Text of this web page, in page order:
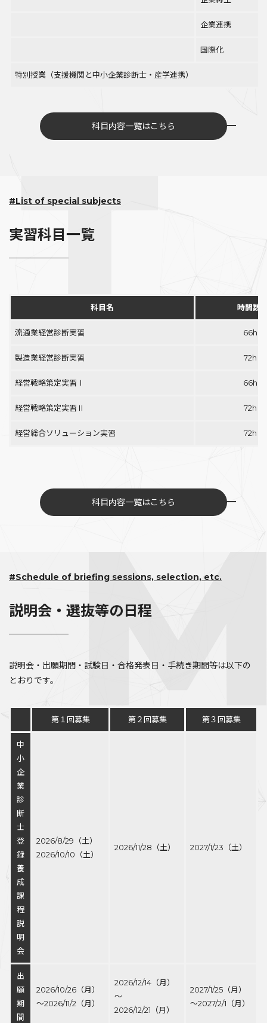
企業連携
国際化
特別授業（支援機関と中小企業診断士・産学連携）
科目内容一覧はこちら
#List of special subjects
実習科目一覧
科目名 時間数
流通業経営診断実習 66h
製造業経営診断実習 72h
経営戦略策定実習Ⅰ 66h
経営戦略策定実習Ⅱ 72h
経営総合ソリューション実習 72h
科目内容一覧はこちら
#Schedule of briefing sessions, selection, etc.
説明会・選抜等の日程
説明会・出願期間・試験日・合格発表日・手続き期間等は以下の
とおりです。
第１回募集 第２回募集 第３回募集
中
小
企
業
診
断
士
登
録
養
成
課
程
説
明
会
2026/8/29（土）
2026/10/10（土）
2026/11/28（土） 2027/1/23（土）
出
願
期
間
2026/10/26（月）
～2026/11/2（月）
2026/12/14（月）
～
2026/12/21（月）
2027/1/25（月）
～2027/2/1（月）